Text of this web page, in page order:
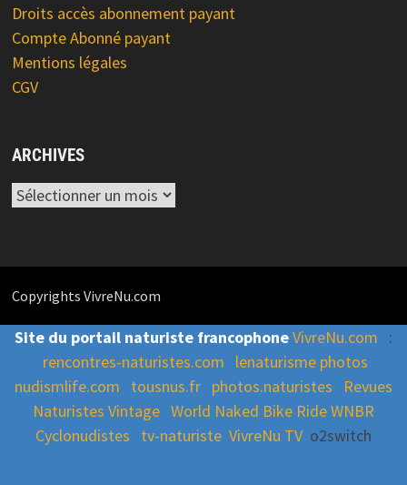
Droits accès abonnement payant
Compte Abonné payant
Mentions légales
CGV
ARCHIVES
Archives
Copyrights VivreNu.com
Site du portail naturiste francophoneVivreNu.com :
rencontres-naturistes.com
lenaturisme photos
nudismlife.com
tousnus.fr photos.naturistes
Revues
Naturistes Vintage World Naked Bike Ride WNBR
Cyclonudistes
tv-naturiste VivreNu TV o2switch